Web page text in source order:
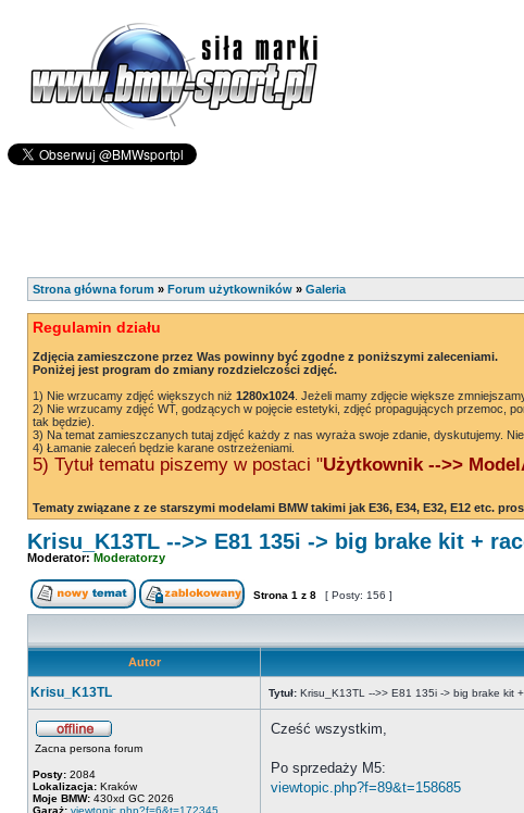
Strona główna forum » Forum użytkowników » Galeria
Regulamin działu
Zdjęcia zamieszczone przez Was powinny być zgodne z poniższymi zaleceniami.
Poniżej jest program do zmiany rozdzielczości zdjęć.
1) Nie wrzucamy zdjęć większych niż 1280x1024 . Jeżeli mamy zdjęcie większe
2) Nie wrzucamy zdjęć WT, godzących w pojęcie estetyki, zdjęć propagujących przemoc,
tak będzie).
3) Na temat zamieszczanych tutaj zdjęć każdy z nas wyraża swoje zdanie, dyskutujemy.
4) Łamanie zaleceń będzie karane ostrzeżeniami.
5) Tytuł tematu piszemy w postaci "Użytkownik -->>
Tematy związane z ze starszymi modelami BMW takimi jak E36, E34, E32, E12 etc.
Krisu_K13TL -->> E81 135i -> big brake kit +
Moderator: Moderatorzy
Strona 1 z 8 [ Posty: 156 ]
Autor
Krisu_K13TL Tytuł: Krisu_K13TL -->> E81 135i -> big brake kit
Zacna persona forum
Posty: 2084
Lokalizacja: Kraków
Moje BMW: 430xd GC 2026
Garaż: viewtopic.php?f=6&t=172345
Cześć wszystkim,
Po sprzedaży M5:
viewtopic.php?f=89&t=158685